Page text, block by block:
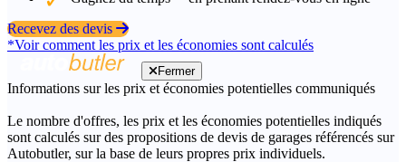
Recevez des devis
*Voir comment les prix et les économies sont calculés
Fermer
Informations sur les prix et économies potentielles communiqués
Le nombre d'offres, les prix et les économies potentielles indiqués
sont calculés sur des propositions de devis de garages référencés sur
Autobutler, sur la base de leurs propres prix individuels.